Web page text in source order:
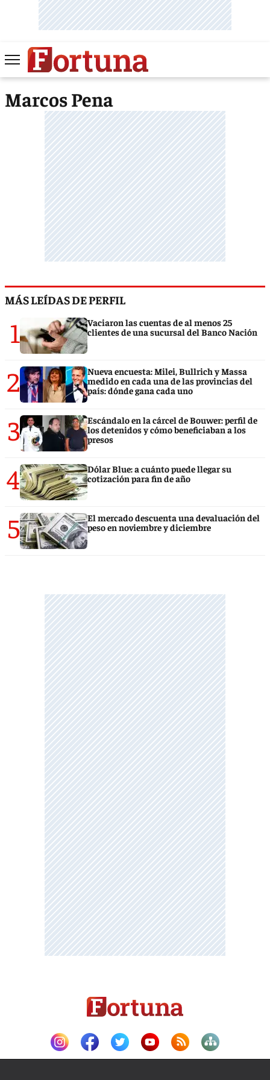
Marcos Pena
MÁS LEÍDAS DE PERFIL
1
Vaciaron las cuentas de al menos 25
clientes de una sucursal del Banco Nación
2
Nueva encuesta: Milei, Bullrich y Massa
medido en cada una de las provincias del
país: dónde gana cada uno
3
Escándalo en la cárcel de Bouwer: perfil de
los detenidos y cómo beneficiaban a los
presos
4
Dólar Blue: a cuánto puede llegar su
cotización para fin de año
5
El mercado descuenta una devaluación del
peso en noviembre y diciembre